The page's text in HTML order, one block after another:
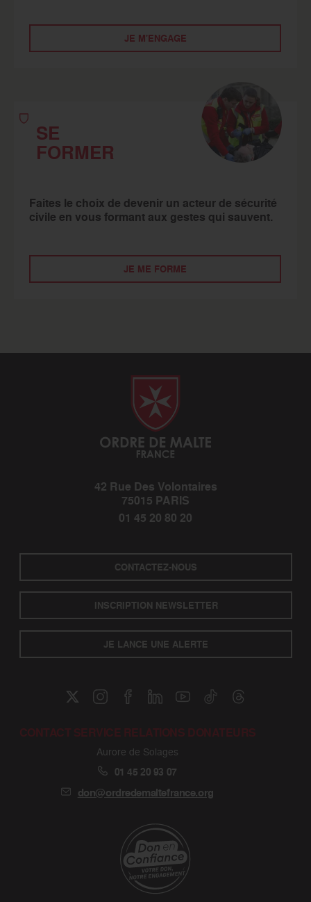
JE M'ENGAGE
SE
FORMER
Faites le choix de devenir un acteur de sécurité
civile en vous formant aux gestes qui sauvent.
JE ME FORME
42 Rue Des Volontaires
75015 PARIS
01 45 20 80 20
CONTACTEZ-NOUS
INSCRIPTION NEWSLETTER
JE LANCE UNE ALERTE
CONTACT SERVICE RELATIONS DONATEURS
Aurore de Solages
01 45 20 93 07
don@ordredemaltefrance.org